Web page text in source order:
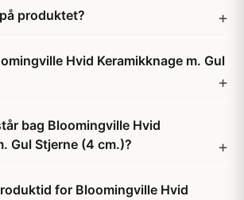
produktet?
Hvid Keramikknage m. Gul
bag Bloomingville Hvid
Gul Stjerne (4 cm.)?
for Bloomingville Hvid